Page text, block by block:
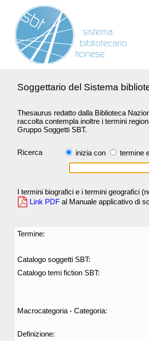
Soggettario del Sistema
Thesaurus redatto dalla Biblioteca
raccolta contempla inoltre i termini
Gruppo Soggetti SBT.
Ricerca inizia con termine
I termini biografici e i termini geografici
Link PDF al Manuale applicativo di
Termine:
Catalogo soggetti SBT:
Catalogo temi fiction SBT:
Macrocategoria - Categoria:
Definizione: